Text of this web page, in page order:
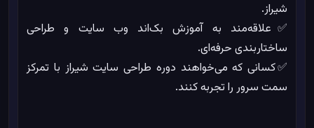
شیراز.
✅علاقه‌مند به آموزش بک‌اند وب سایت و طراحی
ساختاربندی حرفه‌ای.
✅کسانی که می‌خواهند دوره طراحی سایت شیراز با تمرکز
سمت سرور را تجربه کنند.